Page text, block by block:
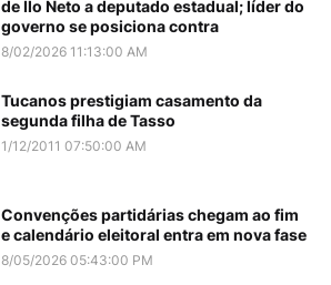
de Ilo Neto a deputado estadual; líder do
governo se posiciona contra
8/02/2026 11:13:00 AM
Tucanos prestigiam casamento da
segunda filha de Tasso
1/12/2011 07:50:00 AM
Convenções partidárias chegam ao fim
e calendário eleitoral entra em nova fase
8/05/2026 05:43:00 PM